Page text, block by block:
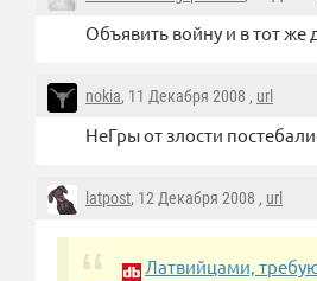
Объявить войну и в тот же
nokia, 11 Декабря 2008 , url
НеГры от злости
latpost, 12 Декабря 2008 , url
Латвийцами,